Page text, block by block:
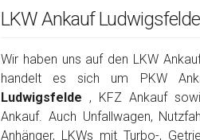
LKW Ankauf Ludwigsfelde
Wir haben uns auf den LKW
handelt es sich um PKW
Ludwigsfelde , KFZ Ankauf
Ankauf. Auch Unfallwagen,
Anhänger, LKWs mit Turbo-,